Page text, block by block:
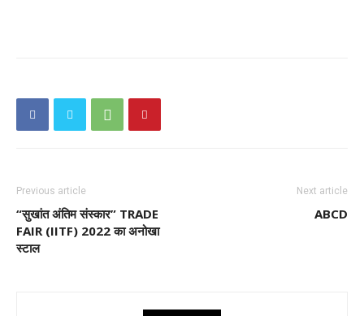
Previous article
“सुखांत अंतिम संस्कार” TRADE
FAIR (IITF) 2022 का अनोखा
स्टाल
Next article
ABCD